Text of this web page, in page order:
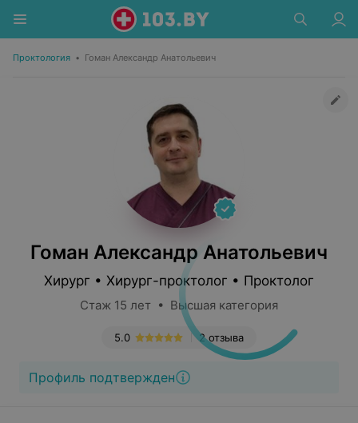
Проктология • Гоман Александр Анатольевич
Гоман Александр Анатольевич
Хирург • Хирург-проктолог • Проктолог
Стаж 15 лет • Высшая категория
2 отзыва
5.0
Профиль подтвержден